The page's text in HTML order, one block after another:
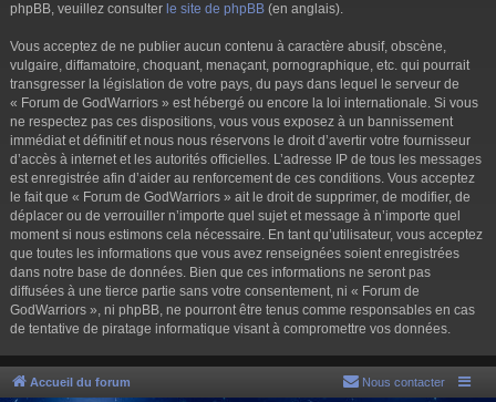
phpBB, veuillez consulter le site de phpBB (en anglais).
Vous acceptez de ne publier aucun contenu à caractère abusif, obscène,
vulgaire, diffamatoire, choquant, menaçant, pornographique, etc. qui pourrait
transgresser la législation de votre pays, du pays dans lequel le serveur de
« Forum de GodWarriors » est hébergé ou encore la loi internationale. Si vous
ne respectez pas ces dispositions, vous vous exposez à un bannissement
immédiat et définitif et nous nous réservons le droit d’avertir votre fournisseur
d’accès à internet et les autorités officielles. L’adresse IP de tous les messages
est enregistrée afin d’aider au renforcement de ces conditions. Vous acceptez
le fait que « Forum de GodWarriors » ait le droit de supprimer, de modifier, de
déplacer ou de verrouiller n’importe quel sujet et message à n’importe quel
moment si nous estimons cela nécessaire. En tant qu’utilisateur, vous acceptez
que toutes les informations que vous avez renseignées soient enregistrées
dans notre base de données. Bien que ces informations ne seront pas
diffusées à une tierce partie sans votre consentement, ni « Forum de
GodWarriors », ni phpBB, ne pourront être tenus comme responsables en cas
de tentative de piratage informatique visant à compromettre vos données.
Accueil du forum Nous contacter